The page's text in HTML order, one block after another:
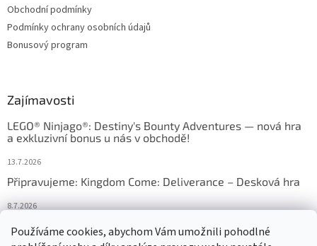
Používáme cookies, abychom Vám umožnili pohodlné
Obchodní podmínky
Podmínky ochrany osobních údajů
Bonusový program
Zajímavosti
LEGO® Ninjago®: Destiny's Bounty Adventures — nová hra
a exkluzivní bonus u nás v obchodě!
13.7.2026
Připravujeme: Kingdom Come: Deliverance – Desková hra
8.7.2026
Nejlepší deskové hry: výběr, který frčí v celém Česku